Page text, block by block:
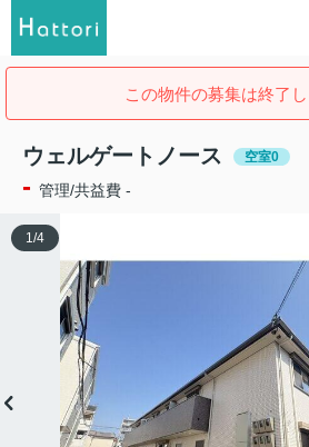
この物件の募集は終了し
ウェルゲートノース 空室0
- 管理/共益費 -
1/4